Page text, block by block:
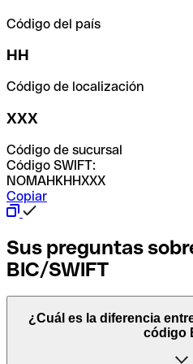
Código del país
HH
Código de localización
XXX
Código de sucursal
Código SWIFT:
NOMAHKHHXXX
Copiar
Sus preguntas
BIC/SWIFT
¿Cuál es la diferencia
código